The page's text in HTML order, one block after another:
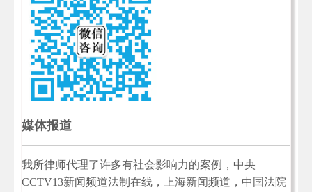
媒体报道
我所律师代理了许多有社会影响力的案例，中央
CCTV13新闻频道法制在线，上海新闻频道，中国法院